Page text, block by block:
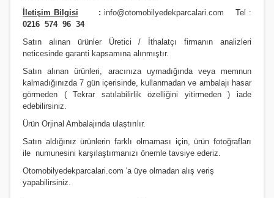
İletişim Bilgisi : info@otomobilyedekparcalari.com Tel :
0216 574 96 34
Satın alınan ürünler Üretici / İthalatçı firmanın analizleri
neticesinde garanti kapsamına alınmıştır.
Satın alınan ürünleri, aracınıza uymadığında veya memnun
kalmadığınızda 7 gün içerisinde, kullanmadan ve ambalajı hasar
görmeden ( Tekrar satılabilirlik özelliğini yitirmeden ) iade
edebilirsiniz.
Ürün Orjinal Ambalajında ulaştırılır.
Satın aldığınız ürünlerin farklı olmaması için, ürün fotoğrafları
ile numunesini karşılaştırmanızı önemle tavsiye ederiz.
Otomobilyedekparcalari.com 'a üye olmadan alış veriş
yapabilirsiniz.